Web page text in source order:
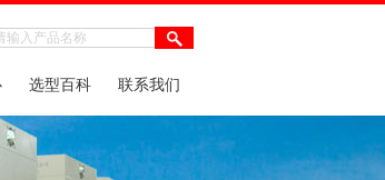
选型百科 联系我们